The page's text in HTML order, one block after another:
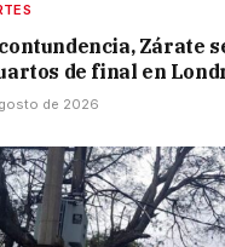
Zárate
de final en
de 2026